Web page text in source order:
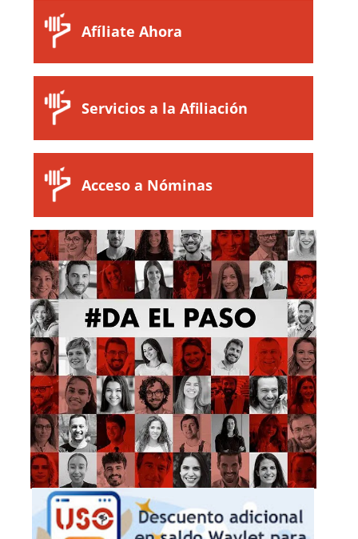
Afíliate Ahora
Servicios a la Afiliación
Acceso a Nóminas